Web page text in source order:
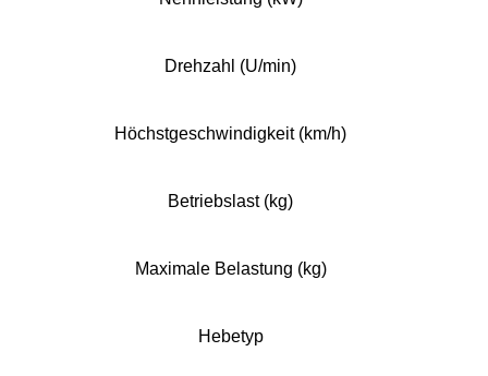
Drehzahl (U/min)
Höchstgeschwindigkeit (km/h)
Betriebslast (kg)
Maximale Belastung (kg)
Hebetyp